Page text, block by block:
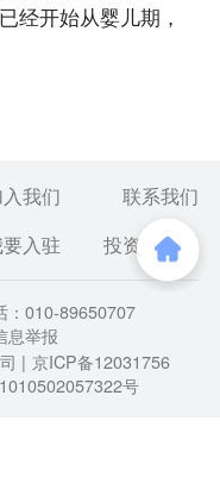
经开始从婴儿期，
我们
联系我们
入驻 投资者关系
：010-89650707
息举报
| 京ICP备12031756
号